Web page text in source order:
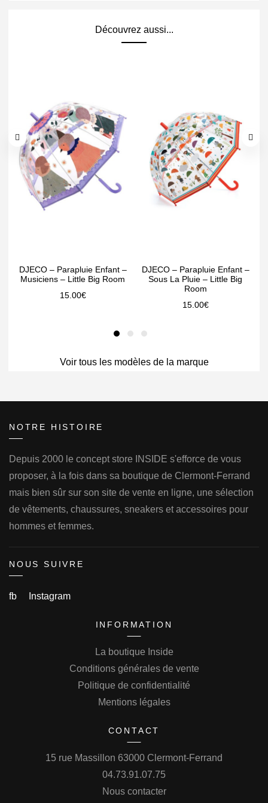
Découvrez aussi...
DJECO – Parapluie Enfant –
Musiciens – Little Big Room
15.00€
DJECO – Parapluie Enfant –
Sous La Pluie – Little Big
Room
15.00€
Voir tous les modèles de la marque
NOTRE HISTOIRE
Depuis 2000 le concept store INSIDE s'efforce de vous
proposer, à la fois dans sa boutique de Clermont-Ferrand
mais bien sûr sur son site de vente en ligne, une sélection
de vêtements, chaussures, sneakers et accessoires pour
hommes et femmes.
NOUS SUIVRE
fb Instagram
INFORMATION
La boutique Inside
Conditions générales de vente
Politique de confidentialité
Mentions légales
CONTACT
15 rue Massillon 63000 Clermont-Ferrand
04.73.91.07.75
Nous contacter